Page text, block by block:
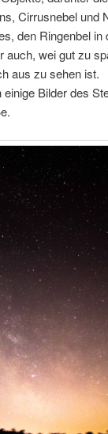
Cirrusnebel und
den Ringenbel in
auch, wei gut zu
aus zu sehen ist.
Bilder des